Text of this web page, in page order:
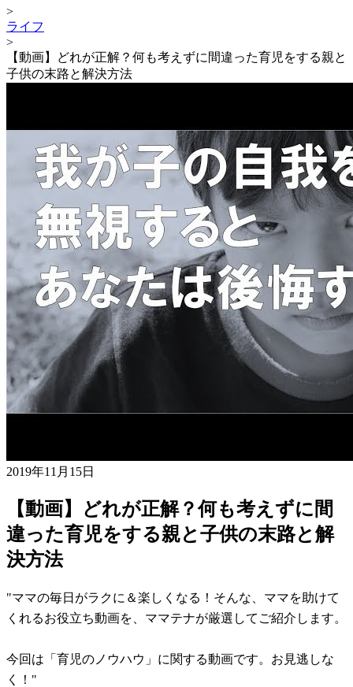
>
ライフ
>
【動画】どれが正解？何も考えずに間違った育児をする親と
子供の末路と解決方法
2019年11月15日
【動画】どれが正解？何も考えずに間
違った育児をする親と子供の末路と解
決方法
"ママの毎日がラクに＆楽しくなる！そんな、ママを助けて
くれるお役立ち動画を、ママテナが厳選してご紹介します。
今回は「育児のノウハウ」に関する動画です。お見逃しな
く！"